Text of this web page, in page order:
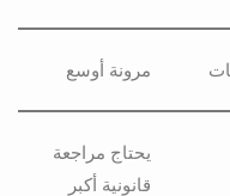
مرونة أوسع
يحتاج مراجعة
قانونية أكبر